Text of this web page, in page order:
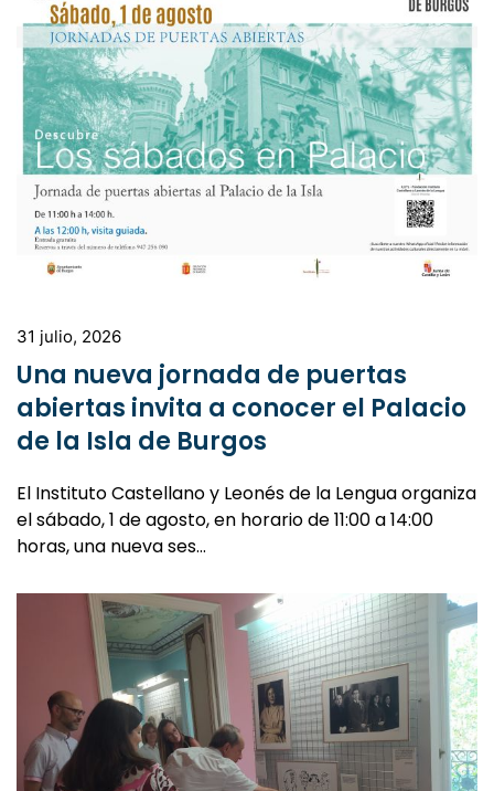
31 julio, 2026
Una nueva jornada de puertas
abiertas invita a conocer el Palacio
de la Isla de Burgos
El Instituto Castellano y Leonés de la Lengua organiza
el sábado, 1 de agosto, en horario de 11:00 a 14:00
horas, una nueva ses…